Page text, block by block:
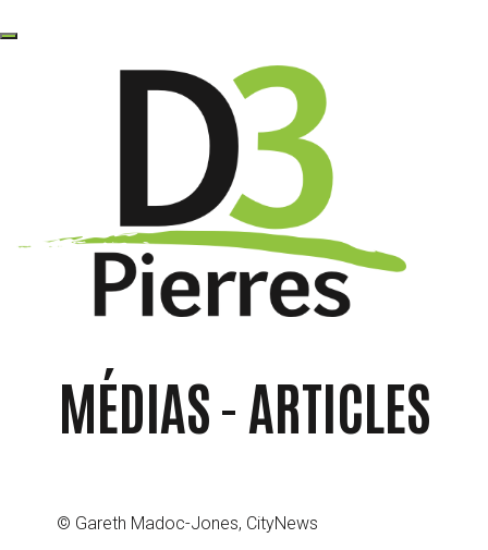
MÉDIAS - ARTICLES
© Gareth Madoc-Jones, CityNews